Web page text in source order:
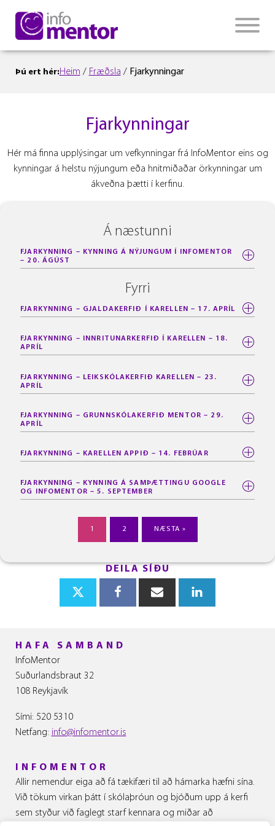
Þú ert hér:Heim / Fræðsla / Fjarkynningar
Fjarkynningar
Hér má finna upplýsingar um vefkynningar frá InfoMentor eins og
kynningar á helstu nýjungum eða hnitmiðaðar örkynningar um
ákveðna þætti í kerfinu.
Á næstunni
FJARKYNNING – KYNNING Á NÝJUNGUM Í INFOMENTOR
– 20. ÁGÚST
Fyrri
FJARKYNNING – GJALDAKERFIÐ Í KARELLEN – 17. APRÍL
FJARKYNNING – INNRITUNARKERFIÐ Í KARELLEN – 18.
APRÍL
FJARKYNNING – LEIKSKÓLAKERFIÐ KARELLEN – 23.
APRÍL
FJARKYNNING – GRUNNSKÓLAKERFIÐ MENTOR – 29.
APRÍL
FJARKYNNING – KARELLEN APPIÐ – 14. FEBRÚAR
FJARKYNNING – KYNNING Á SAMÞÆTTINGU GOOGLE
OG INFOMENTOR – 5. SEPTEMBER
1 2 NÆSTA »
DEILA SÍÐU
HAFA SAMBAND
InfoMentor
Suðurlandsbraut 32
108 Reykjavík
Sími: 520 5310
Netfang: info@infomentor.is
INFOMENTOR
Allir nemendur eiga að fá tækifæri til að hámarka hæfni sína.
Við tökum virkan þátt í skólaþróun og bjóðum upp á kerfi
sem styður við faglegt starf kennara og miðar að